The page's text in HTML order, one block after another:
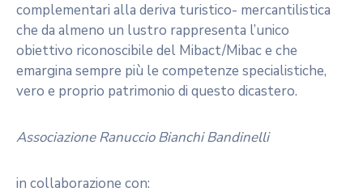
complementari alla deriva turistico- mercantilistica
che da almeno un lustro rappresenta l’unico
obiettivo riconoscibile del Mibact/Mibac e che
emargina sempre più le competenze specialistiche,
vero e proprio patrimonio di questo dicastero.
Associazione Ranuccio Bianchi Bandinelli
in collaborazione con: